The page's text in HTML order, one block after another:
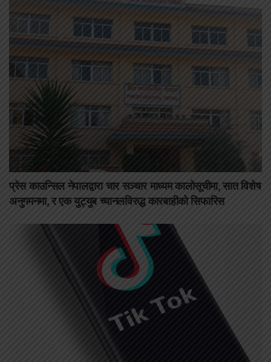
प्रेस काउन्सिल नेपालद्वारा चार सञ्चार माध्यम कालोसूचीमा, सात विशेष
अनुगमनमा, र एक युट्युब च्यानलविरुद्ध कारबाहीको सिफारिस